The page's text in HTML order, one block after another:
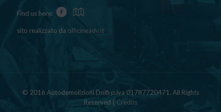
Find us here:
sito realizzato da officineadv.it
© 2016 Autodemolizioni Dolfi p.iva 01787720471. All Rights
Reserved | Credits